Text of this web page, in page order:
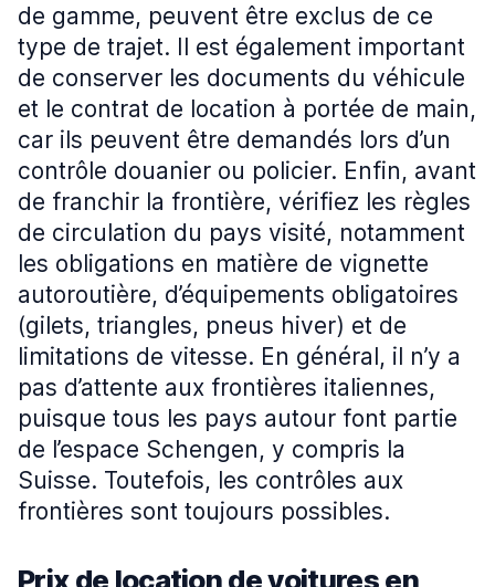
de gamme, peuvent être exclus de ce
type de trajet. Il est également important
de conserver les documents du véhicule
et le contrat de location à portée de main,
car ils peuvent être demandés lors d’un
contrôle douanier ou policier. Enfin, avant
de franchir la frontière, vérifiez les règles
de circulation du pays visité, notamment
les obligations en matière de vignette
autoroutière, d’équipements obligatoires
(gilets, triangles, pneus hiver) et de
limitations de vitesse. En général, il n’y a
pas d’attente aux frontières italiennes,
puisque tous les pays autour font partie
de l’espace Schengen, y compris la
Suisse. Toutefois, les contrôles aux
frontières sont toujours possibles.
Prix de location de voitures en